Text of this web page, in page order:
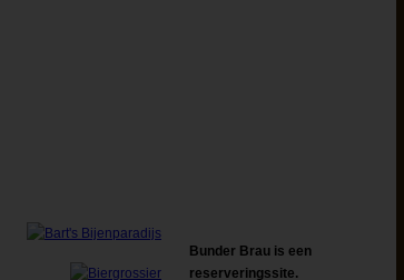
Bunder Brau is een
reserveringssite.